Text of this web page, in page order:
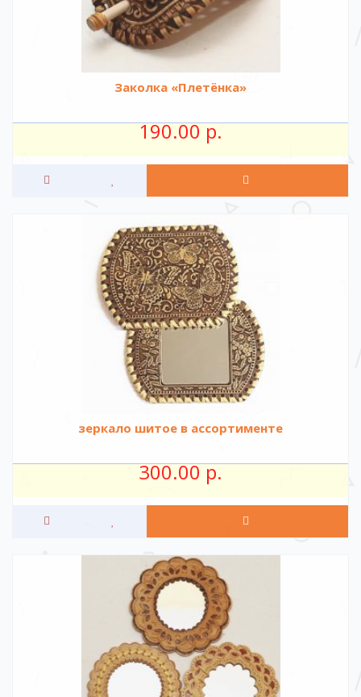
Заколка «Плетёнка»
190.00 р.
зеркало шитое в ассортименте
300.00 р.